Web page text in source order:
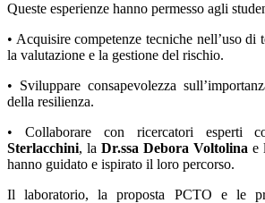
Queste esperienze hanno permesso agli
• Acquisire competenze tecniche nell’uso di
la valutazione e la gestione del rischio.
• Sviluppare consapevolezza
della resilienza.
•
Collaborare con ricercatori
Sterlacchini, la Dr.ssa Debora Voltolina e
hanno guidato e ispirato il loro percorso.
Il laboratorio, la proposta PCTO e le